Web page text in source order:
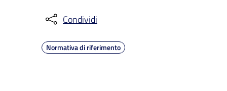
Condividi
Normativa di riferimento